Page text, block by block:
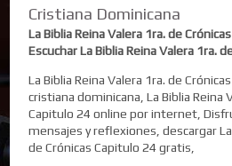
Cristiana Dominicana
La Biblia Reina Valera 1ra. de
Escuchar La Biblia Reina Valera 1ra.
La Biblia Reina Valera 1ra. de
cristiana dominicana, La Biblia Reina
Capitulo 24 online por internet,
mensajes y reflexiones, descargar La
de Crónicas Capitulo 24 gratis,